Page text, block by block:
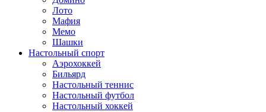
Лото
Мафия
Мемо
Шашки
Настольный спорт
Аэрохоккей
Бильярд
Настольный теннис
Настольный футбол
Настольный хоккей